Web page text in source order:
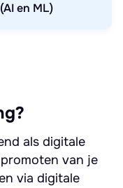
en ML)
als digitale
van je
via digitale